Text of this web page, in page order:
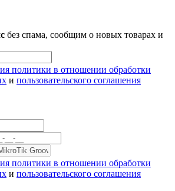
без спама, сообщим о новых товарах и
политики в отношении обработки
и пользовательского соглашения
политики в отношении обработки
и пользовательского соглашения